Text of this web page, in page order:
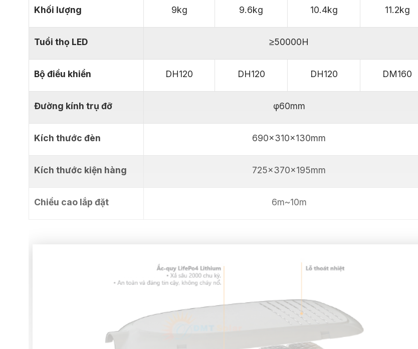
Khối lượng 9kg 9.6kg 10.4kg 11.2kg
Tuổi thọ LED ≥50000H
Bộ điều khiển DH120 DH120 DH120 DM160
Đường kính trụ đỡ φ60mm
Kích thước đèn 690x310x130mm
Kích thước kiện hàng 725x370x195mm
Chiều cao lắp đặt 6m~10m
0939.802.102 0913.802.102